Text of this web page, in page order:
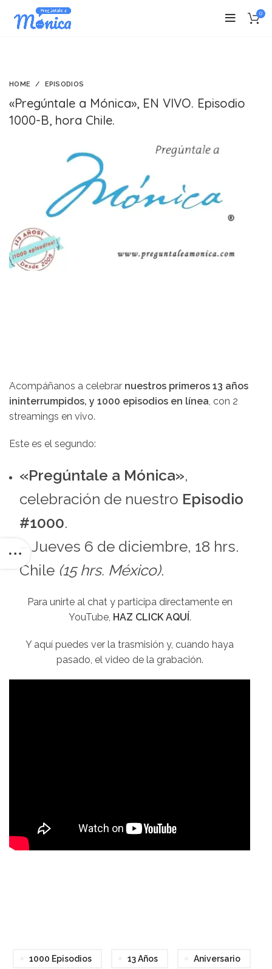
0
HOME EPISODIOS
«Pregúntale a Mónica», EN VIVO. Episodio
1000-B, hora Chile.
Acompáñanos a celebrar nuestros primeros 13 años
ininterrumpidos, y 1000 episodios en línea, con 2
streamings en vivo.
Este es el segundo:
«Pregúntale a Mónica»,
celebración de nuestro Episodio
#1000.
– Jueves 6 de diciembre, 18 hrs.
Chile (15 hrs. México).
Para unirte al chat y participa directamente en
YouTube, HAZ CLICK AQUÍ.
Y aquí puedes ver la trasmisión y, cuando haya
pasado, el video de la grabación.
1000 Episodios 13 Años Aniversario